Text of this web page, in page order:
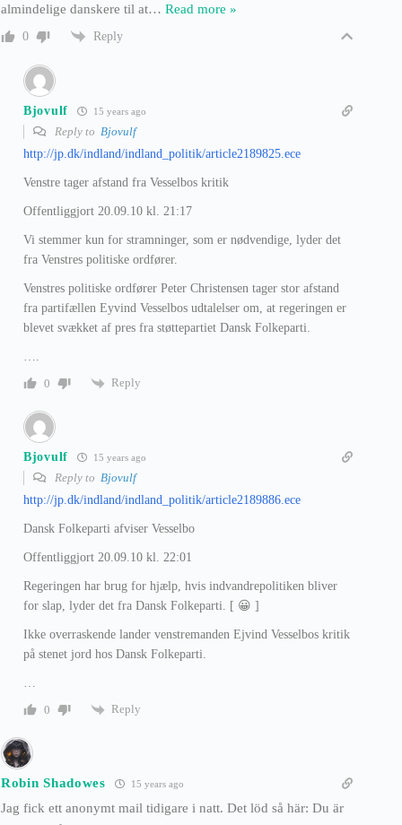
almindelige danskere til at… Read more »
0 Reply
Bjovulf 15 years ago
Reply to Bjovulf
http://jp.dk/indland/indland_politik/article2189825.ece
Venstre tager afstand fra Vesselbos kritik
Offentliggjort 20.09.10 kl. 21:17
Vi stemmer kun for stramninger, som er nødvendige, lyder det
fra Venstres politiske ordfører.
Venstres politiske ordfører Peter Christensen tager stor afstand
fra partifællen Eyvind Vesselbos udtalelser om, at regeringen er
blevet svækket af pres fra støttepartiet Dansk Folkeparti.
….
0
Reply
Bjovulf 15 years ago
Reply to Bjovulf
http://jp.dk/indland/indland_politik/article2189886.ece
Dansk Folkeparti afviser Vesselbo
Offentliggjort 20.09.10 kl. 22:01
Regeringen har brug for hjælp, hvis indvandrepolitiken bliver
for slap, lyder det fra Dansk Folkeparti. [ 😀 ]
Ikke overraskende lander venstremanden Ejvind Vesselbos kritik
på stenet jord hos Dansk Folkeparti.
…
0
Reply
Robin Shadowes 15 years ago
Jag fick ett anonymt mail tidigare i natt. Det löd så här: Du är